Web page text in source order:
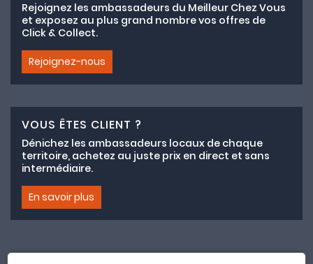
Rejoignez les ambassadeurs du Meilleur Chez Vous
et exposez au plus grand nombre vos offres de
Click & Collect.
Rejoignez-nous
VOUS ÊTES CLIENT ?
Dénichez les ambassadeurs locaux de chaque
territoire, achetez au juste prix en direct et sans
intermédiaire.
En savoir plus